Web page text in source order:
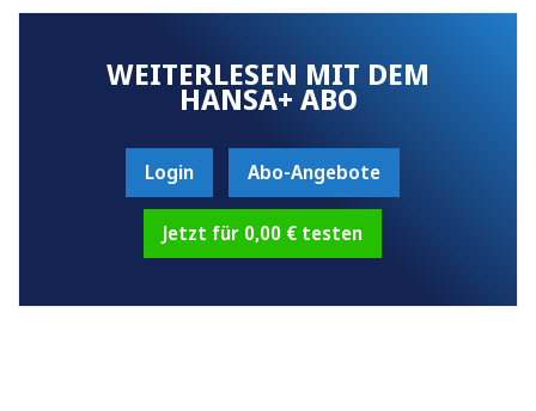
WEITERLESEN MIT DEM
HANSA+ ABO
Login Abo-Angebote
Jetzt für 0,00 € testen